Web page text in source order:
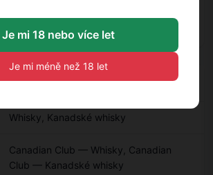
Je mi 18 nebo více let
Je mi méně než 18 let
holá láhev
informace
Whisky Kanadské whisky
Canadian Club — Whisky Canadian
Club — Kanadské whisky